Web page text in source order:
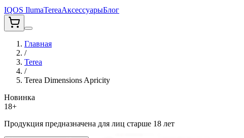
IQOS IlumaTereaАксессуарыБлог
Главная
/
Terea
/
Terea Dimensions Apricity
Новинка
18+
Продукция предназначена для лиц старше 18 лет